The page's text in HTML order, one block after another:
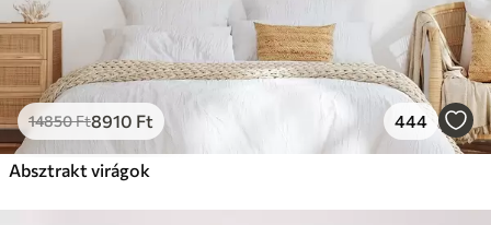
14850Ft8910 Ft 444
Absztrakt virágok